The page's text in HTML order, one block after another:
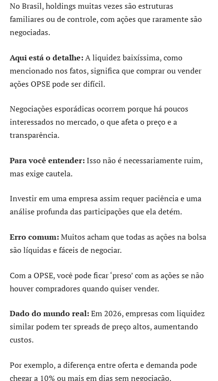
No Brasil, holdings muitas vezes são estruturas
familiares ou de controle, com ações que raramente são
negociadas.
Aqui está o detalhe:A liquidez baixíssima, como
mencionado nos fatos, significa que comprar ou vender
ações OPSE pode ser difícil.
Negociações esporádicas ocorrem porque há poucos
interessados no mercado, o que afeta o preço e a
transparência.
Para você entender:Isso não é necessariamente ruim,
mas exige cautela.
Investir em uma empresa assim requer paciência e uma
análise profunda das participações que ela detém.
Erro comum:Muitos acham que todas as ações na bolsa
são líquidas e fáceis de negociar.
Com a OPSE, você pode ficar ‘preso’ com as ações se não
houver compradores quando quiser vender.
Dado do mundo real:Em 2026, empresas com liquidez
similar podem ter spreads de preço altos, aumentando
custos.
Por exemplo, a diferença entre oferta e demanda pode
chegar a 10% ou mais em dias sem negociação.